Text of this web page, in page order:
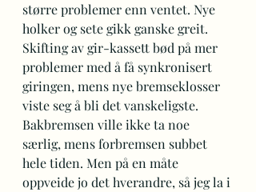
større problemer enn ventet. Nye
holker og sete gikk ganske greit.
Skifting av gir-kassett bød på mer
problemer med å få synkronisert
giringen, mens nye bremseklosser
viste seg å bli det vanskeligste.
Bakbremsen ville ikke ta noe
særlig, mens forbremsen subbet
hele tiden. Men på en måte
oppveide jo det hverandre, så jeg la i